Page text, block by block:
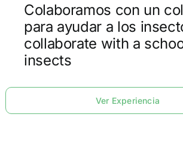
Colaboramos con un
para ayudar a los
collaborate with a
insects
Ver Experiencia